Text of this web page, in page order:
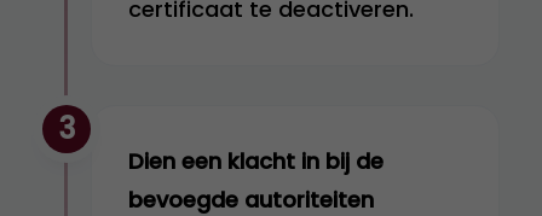
certificaat te deactiveren.
3
Dien een klacht in bij de
bevoegde autoriteiten